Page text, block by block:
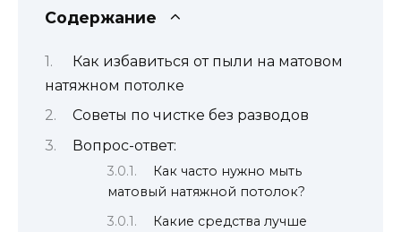
Содержание
Как избавиться от пыли на матовом
натяжном потолке
Советы по чистке без разводов
Вопрос-ответ:
Как часто нужно мыть
матовый натяжной потолок?
Какие средства лучше